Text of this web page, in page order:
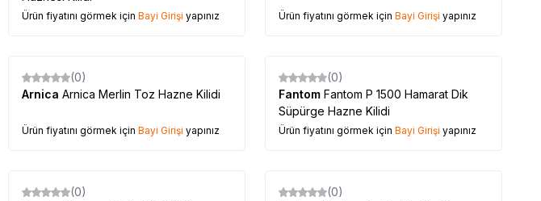
Ürün fiyatını görmek için Bayi Girişi yapınız Ürün fiyatını görmek için Bayi Girişi yapınız
(0)
Arnica Arnica Merlin Toz Hazne Kilidi
Ürün fiyatını görmek için Bayi Girişi yapınız
(0)
Fantom Fantom P 1500 Hamarat Dik
Süpürge Hazne Kilidi
Ürün fiyatını görmek için Bayi Girişi yapınız
(0)
(0)